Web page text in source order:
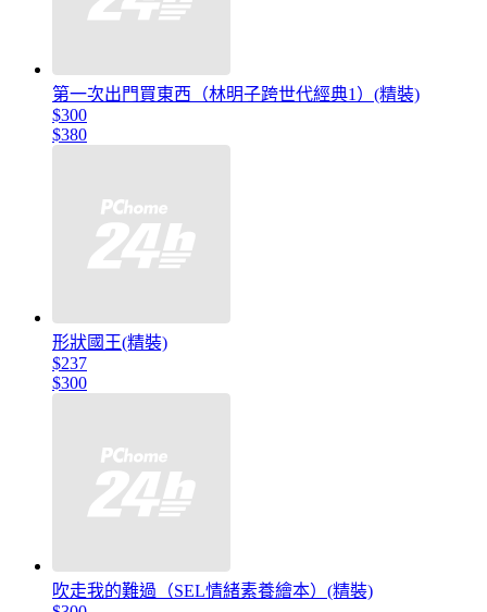
第一次出門買東西（林明子跨世代經典1）(精裝)
$300
$380
形狀國王(精裝)
$237
$300
吹走我的難過（SEL情緒素養繪本）(精裝)